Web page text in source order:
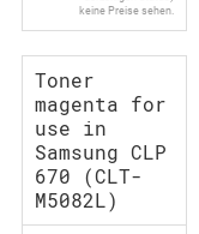
keine Preise sehen.
Toner
magenta for
use in
Samsung CLP
670 (CLT-
M5082L)